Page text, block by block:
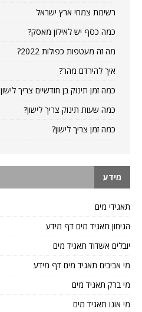
רשימת צמחי ארץ ישראל
כמה כסף יש לאילון מאסק?
מה זה מעטפות כפולות 2022?
איך להירדם מהר?
כמה זמן תינוק בן חודשיים צריך לישון
כמה שעות תינוק צריך לישון?
כמה זמן צריך לישון?
מידע
תאגידי מים
הגיחון תאגיד מים דף מידע
יובלים אשדוד תאגיד מים
מי אביבים תאגיד מים דף מידע
מי ברק תאגיד מים
מי אונו תאגיד מים